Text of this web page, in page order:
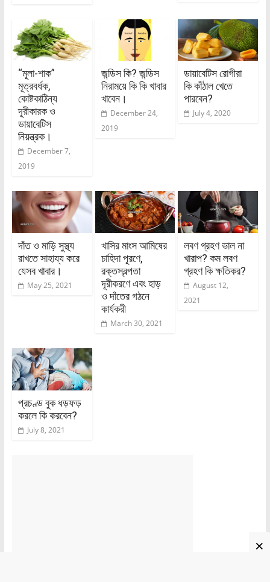
×
“মূলা-শাক”
মূত্রবর্ধক,
কোষ্টকাঠিন্য
দূরীকারক ও
ডায়াবেটিস
নিয়ন্ত্রক।
December 7,
2019
জন্ডিস কি? জন্ডিস
নিরাময়ে কি কি খাবার
খাবেন।
December 24,
2019
ডায়াবেটিস রোগীরা
কি কাঁঠাল খেতে
পারবেন?
July 4, 2020
দাঁত ও মাড়ি সুস্থ্য
রাখতে সাহায্য করে
যেসব খাবার।
May 25, 2021
খাসির মাংস আমিষের
চাহিদা পূরণে,
রক্তস্বল্পতা
দূরীকরণে এবং হাড়
ও দাঁতের গঠনে
কার্যকরী
March 30, 2021
লবণ গ্রহণ ভাল না
খারাপ? কম লবণ
গ্রহণ কি ক্ষতিকর?
August 12,
2021
প্রচণ্ড বুক ধড়ফড়
করলে কি করবেন?
July 8, 2021